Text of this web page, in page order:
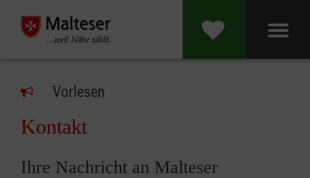
Vorlesen
Kontakt
Ihre Nachricht an Malteser